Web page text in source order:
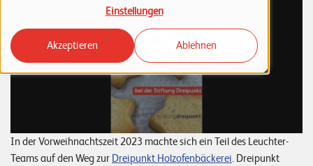
Einstellungen
Akzeptieren Ablehnen
P
o
r
t
f
o
In der Vorweihnachtszeit 2023 machte sich ein Teil des Leuchter-
Teams auf den Weg zur Dreipunkt Holzofenbäckerei. Dreipunkt